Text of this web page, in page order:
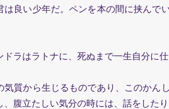
良い少年だ。ペンを本の間に挟んで
ラはラトナに、死ぬまで一生自分に仕
質から生じるものであり、このかん
、腹立たしい気分の時には、話をした